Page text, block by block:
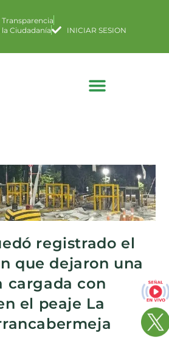
de
Transparencia
Ciudadanía
INICIAR SESION
registrado el
que dejaron una
cargada con
el peaje La